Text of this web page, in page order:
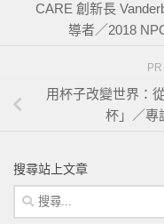
CARE 創新長
導者／2018
用杯子改變世界：
杯」／專
搜尋站上文章
搜
尋